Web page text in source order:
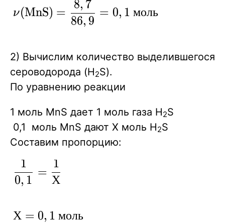
\displaystyle {
\nu
\frac {8,7}
{86,9}=0,1\
моль }
ν(MnS) =
86, 9
8, 7
= 0, 1 моль
2) Вычислим количество выделившегося
сероводорода (H2S).
По уравнению реакции
1 моль MnS дает 1 моль газа Н2S
0,1 моль MnS дают Х моль Н2S
Составим пропорцию:
\displaystyle
{ \frac {1 } {
{1} { Х } }
0, 1
1
=
Х
1
Х=0,1\
Х = 0, 1 моль